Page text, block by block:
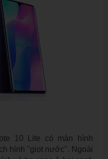
10 Lite có màn hình
hình "giọt nước". Ngoài